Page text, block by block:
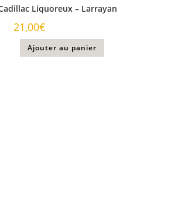
Liquoreux – Larrayan
21,00€
Ajouter au panier